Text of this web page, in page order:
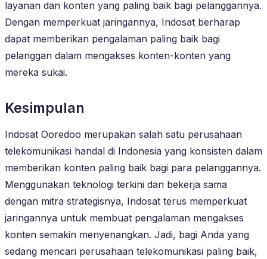
layanan dan konten yang paling baik bagi pelanggannya.
Dengan memperkuat jaringannya, Indosat berharap
dapat memberikan pengalaman paling baik bagi
pelanggan dalam mengakses konten-konten yang
mereka sukai.
Kesimpulan
Indosat Ooredoo merupakan salah satu perusahaan
telekomunikasi handal di Indonesia yang konsisten dalam
memberikan konten paling baik bagi para pelanggannya.
Menggunakan teknologi terkini dan bekerja sama
dengan mitra strategisnya, Indosat terus memperkuat
jaringannya untuk membuat pengalaman mengakses
konten semakin menyenangkan. Jadi, bagi Anda yang
sedang mencari perusahaan telekomunikasi paling baik,